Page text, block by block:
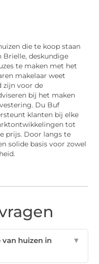
die te koop staan
Brielle, deskundige
te maken met het
makelaar weet
zijn voor de
bij het maken
Du Buf
klanten bij elke
tot
prijs. Door langs te
solide basis voor zowel
huizen in
▼